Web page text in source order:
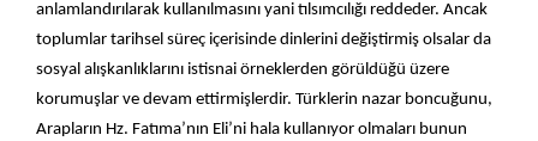
anlamlandırılarak kullanılmasını yani tılsımcılığı reddeder. Ancak
toplumlar tarihsel süreç içerisinde dinlerini değiştirmiş olsalar da
sosyal alışkanlıklarını istisnai örneklerden görüldüğü üzere
korumuşlar ve devam ettirmişlerdir. Türklerin nazar boncuğunu,
Arapların Hz. Fatıma’nın Eli’ni hala kullanıyor olmaları bunun